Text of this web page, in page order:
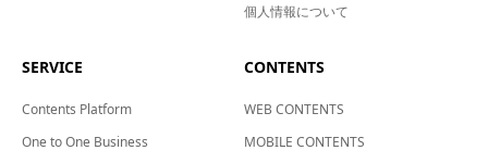
個人情報について
SERVICE
Contents Platform
One to One Business
CONTENTS
WEB CONTENTS
MOBILE CONTENTS